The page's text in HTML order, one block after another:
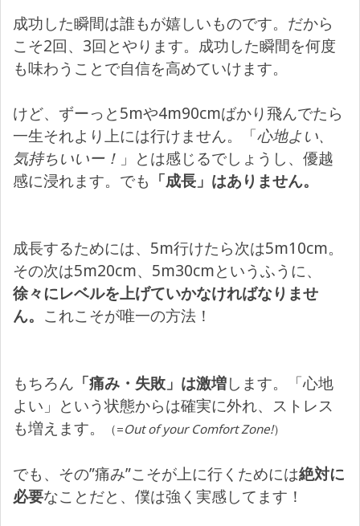
成功した瞬間は誰もが嬉しいものです。だから
こそ2回、3回とやります。成功した瞬間を何度
も味わうことで自信を高めていけます。
けど、ずーっと5mや4m90cmばかり飛んでたら
一生それより上には行けません。「心地よい、
気持ちいいー！ 」とは感じるでしょうし、優越
感に浸れます。でも 「成長」はありません。
成長するためには、5m行けたら次は5m10cm。
その次は5m20cm、5m30cmというふうに、
徐々にレベルを上げていかなければなりませ
ん。 これこそが唯一の方法！
もちろん 「痛み・失敗」は激増します。「心地
よい」という状態からは確実に外れ、ストレス
も増えます。
（=Out of your Comfort Zone!）
でも、その”痛み”こそが上に行くためには絶対に
必要なことだと、僕は強く実感してます！